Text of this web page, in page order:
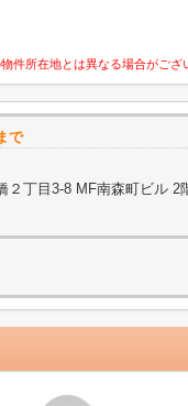
件所在地とは異なる場合がござ
で
２丁目3-8 MF南森町ビル 2